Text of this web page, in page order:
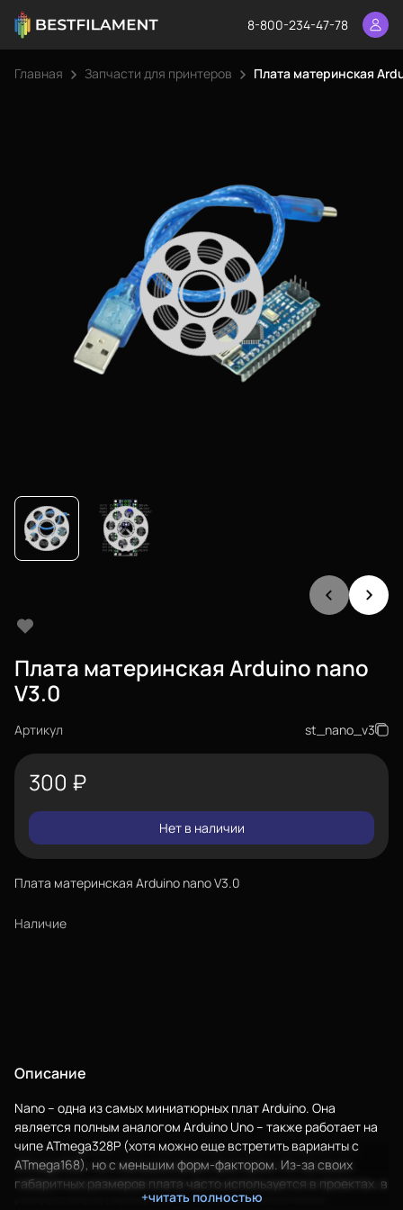
8-800-234-47-78
Главная Запчасти для принтеров Плата материнская
Плата материнская Arduino nano
V3.0
Артикул st_nano_v3
300 ₽
Нет в наличии
Плата материнская Arduino nano V3.0
Наличие
Описание
Nano – одна из самых миниатюрных плат Arduino. Она
является полным аналогом Arduino Uno – также работает на
чипе ATmega328P (хотя можно еще встретить варианты с
ATmega168), но с меньшим форм-фактором. Из-за своих
габаритных размеров плата часто используется в проектах, в
которых важна компактность. На плате отсутствует
+читать полностью